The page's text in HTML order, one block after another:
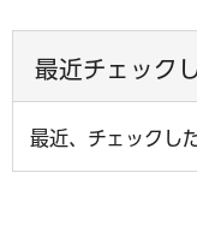
最近チェック
最近、チェックし